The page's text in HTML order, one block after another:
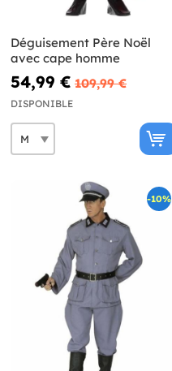
Déguisement Père Noël
avec cape homme
54,99 € 109,99 €
DISPONIBLE
-10%